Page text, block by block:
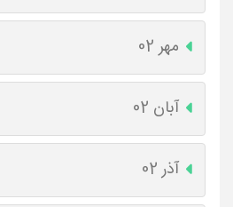
مهر 02
آبان 02
آذر 02